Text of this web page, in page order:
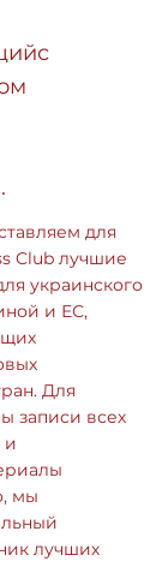
для
Club лучшие
украинского
и ЕС,
Для
записи всех
и
мы
лучших